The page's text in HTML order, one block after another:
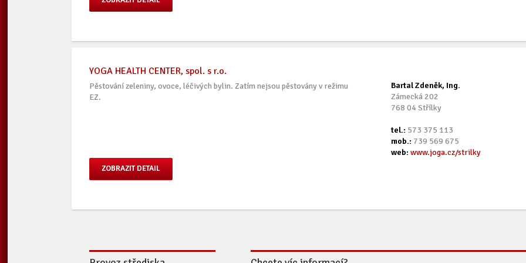
Bartal Zdeněk, Ing.
Zámecká 202
768 04 Střílky
tel.: 573 375 113
mob.: 739 569 675
web: www.joga.cz/strilky
YOGA HEALTH CENTER, spol. s r.o.
Pěstování zeleniny, ovoce, léčivých bylin. Zatím nejsou pěstovány v režimu
EZ.
ZOBRAZIT DETAIL